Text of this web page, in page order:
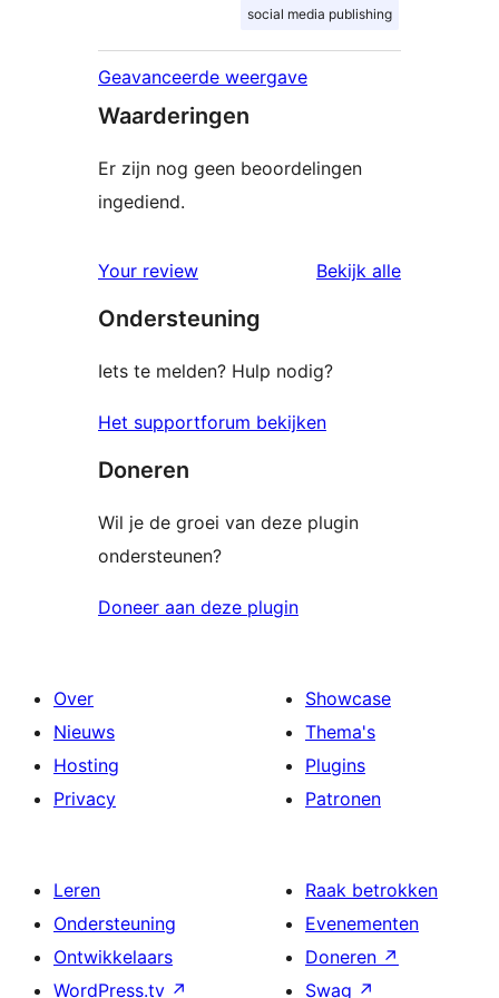
social media publishing
Geavanceerde weergave
Waarderingen
Er zijn nog geen beoordelingen
ingediend.
Your review Bekijk alle
Ondersteuning
Iets te melden? Hulp nodig?
Het supportforum bekijken
Doneren
Wil je de groei van deze plugin
ondersteunen?
Doneer aan deze plugin
Over
Nieuws
Hosting
Privacy
Showcase
Thema's
Plugins
Patronen
Leren
Ondersteuning
Ontwikkelaars
WordPress.tv ↗
Raak betrokken
Evenementen
Doneren ↗
Swag ↗